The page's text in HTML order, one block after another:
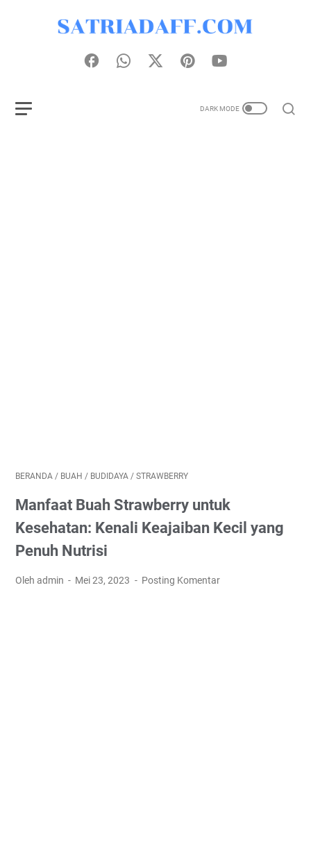
BERANDA / BUAH / BUDIDAYA / STRAWBERRY
Manfaat Buah Strawberry untuk
Kesehatan: Kenali Keajaiban Kecil yang
Penuh Nutrisi
Oleh admin Mei 23, 2023 Posting Komentar